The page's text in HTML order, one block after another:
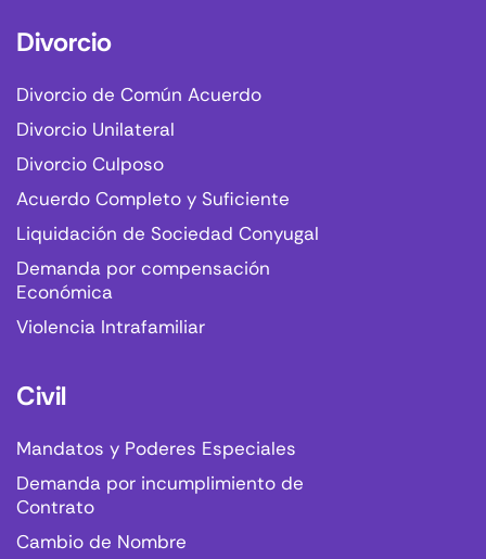
Divorcio
Divorcio de Común Acuerdo
Divorcio Unilateral
Divorcio Culposo
Acuerdo Completo y Suficiente
Liquidación de Sociedad Conyugal
Demanda por compensación
Económica
Violencia Intrafamiliar
Civil
Mandatos y Poderes Especiales
Demanda por incumplimiento de
Contrato
Cambio de Nombre